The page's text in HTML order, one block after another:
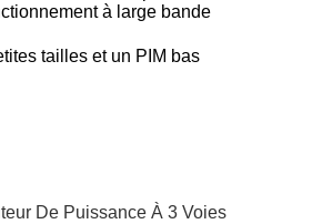
à large bande
tailles et un PIM bas
De Puissance À 3 Voies